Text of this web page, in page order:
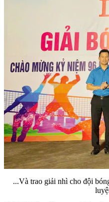
...Và trao giải nhì cho đội